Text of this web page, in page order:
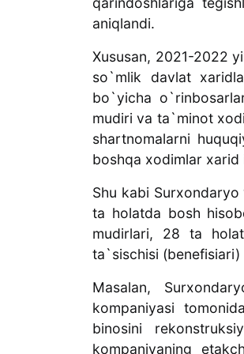
aniqlandi.
Xususan, 2021-2022
so`mlik davlat
bo`yicha
mudiri va ta`minot
shartnomalarni
boshqa xodimlar
Shu kabi
ta holatda bosh
mudirlari, 28 ta
ta`sischisi
Masalan,
kompaniyasi
binosini
kompaniyaning